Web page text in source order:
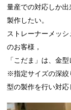
量産での対応しか
製作したい。
ストレーナーメッ
のお客様，
「こだま」は、金
※指定サイズの深絞
型の製作を行い対応